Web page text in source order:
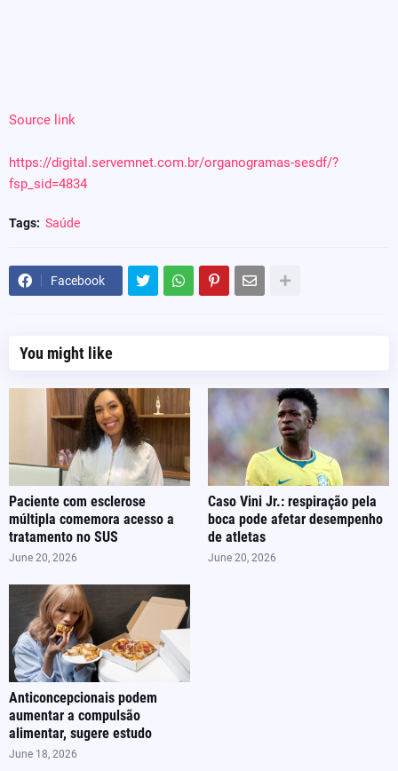
Source link
https://digital.servemnet.com.br/organogramas-sesdf/?
fsp_sid=4834
Tags: Saúde
Facebook
You might like
Paciente com esclerose
múltipla comemora acesso a
tratamento no SUS
June 20, 2026
Caso Vini Jr.: respiração pela
boca pode afetar desempenho
de atletas
June 20, 2026
Anticoncepcionais podem
aumentar a compulsão
alimentar, sugere estudo
June 18, 2026